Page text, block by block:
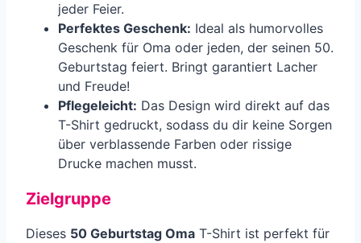
jeder Feier.
Perfektes Geschenk: Ideal als humorvolles
Geschenk für Oma oder jeden, der seinen 50.
Geburtstag feiert. Bringt garantiert Lacher
und Freude!
Pflegeleicht: Das Design wird direkt auf das
T-Shirt gedruckt, sodass du dir keine Sorgen
über verblassende Farben oder rissige
Drucke machen musst.
Zielgruppe
Dieses 50 Geburtstag Oma T-Shirt ist perfekt für